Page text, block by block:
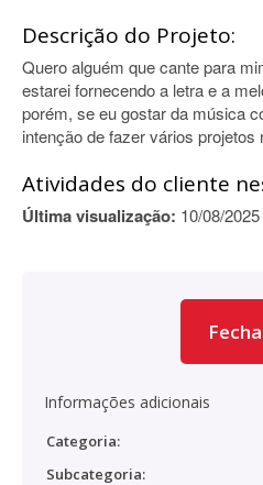
Descrição do Projeto:
Quero alguém que cante para
estarei fornecendo a letra e a
porém, se eu gostar da música
intenção de fazer vários
Atividades do cliente
Última visualização: 10/08/
Informações adicionais
Categoria:
Subcategoria: